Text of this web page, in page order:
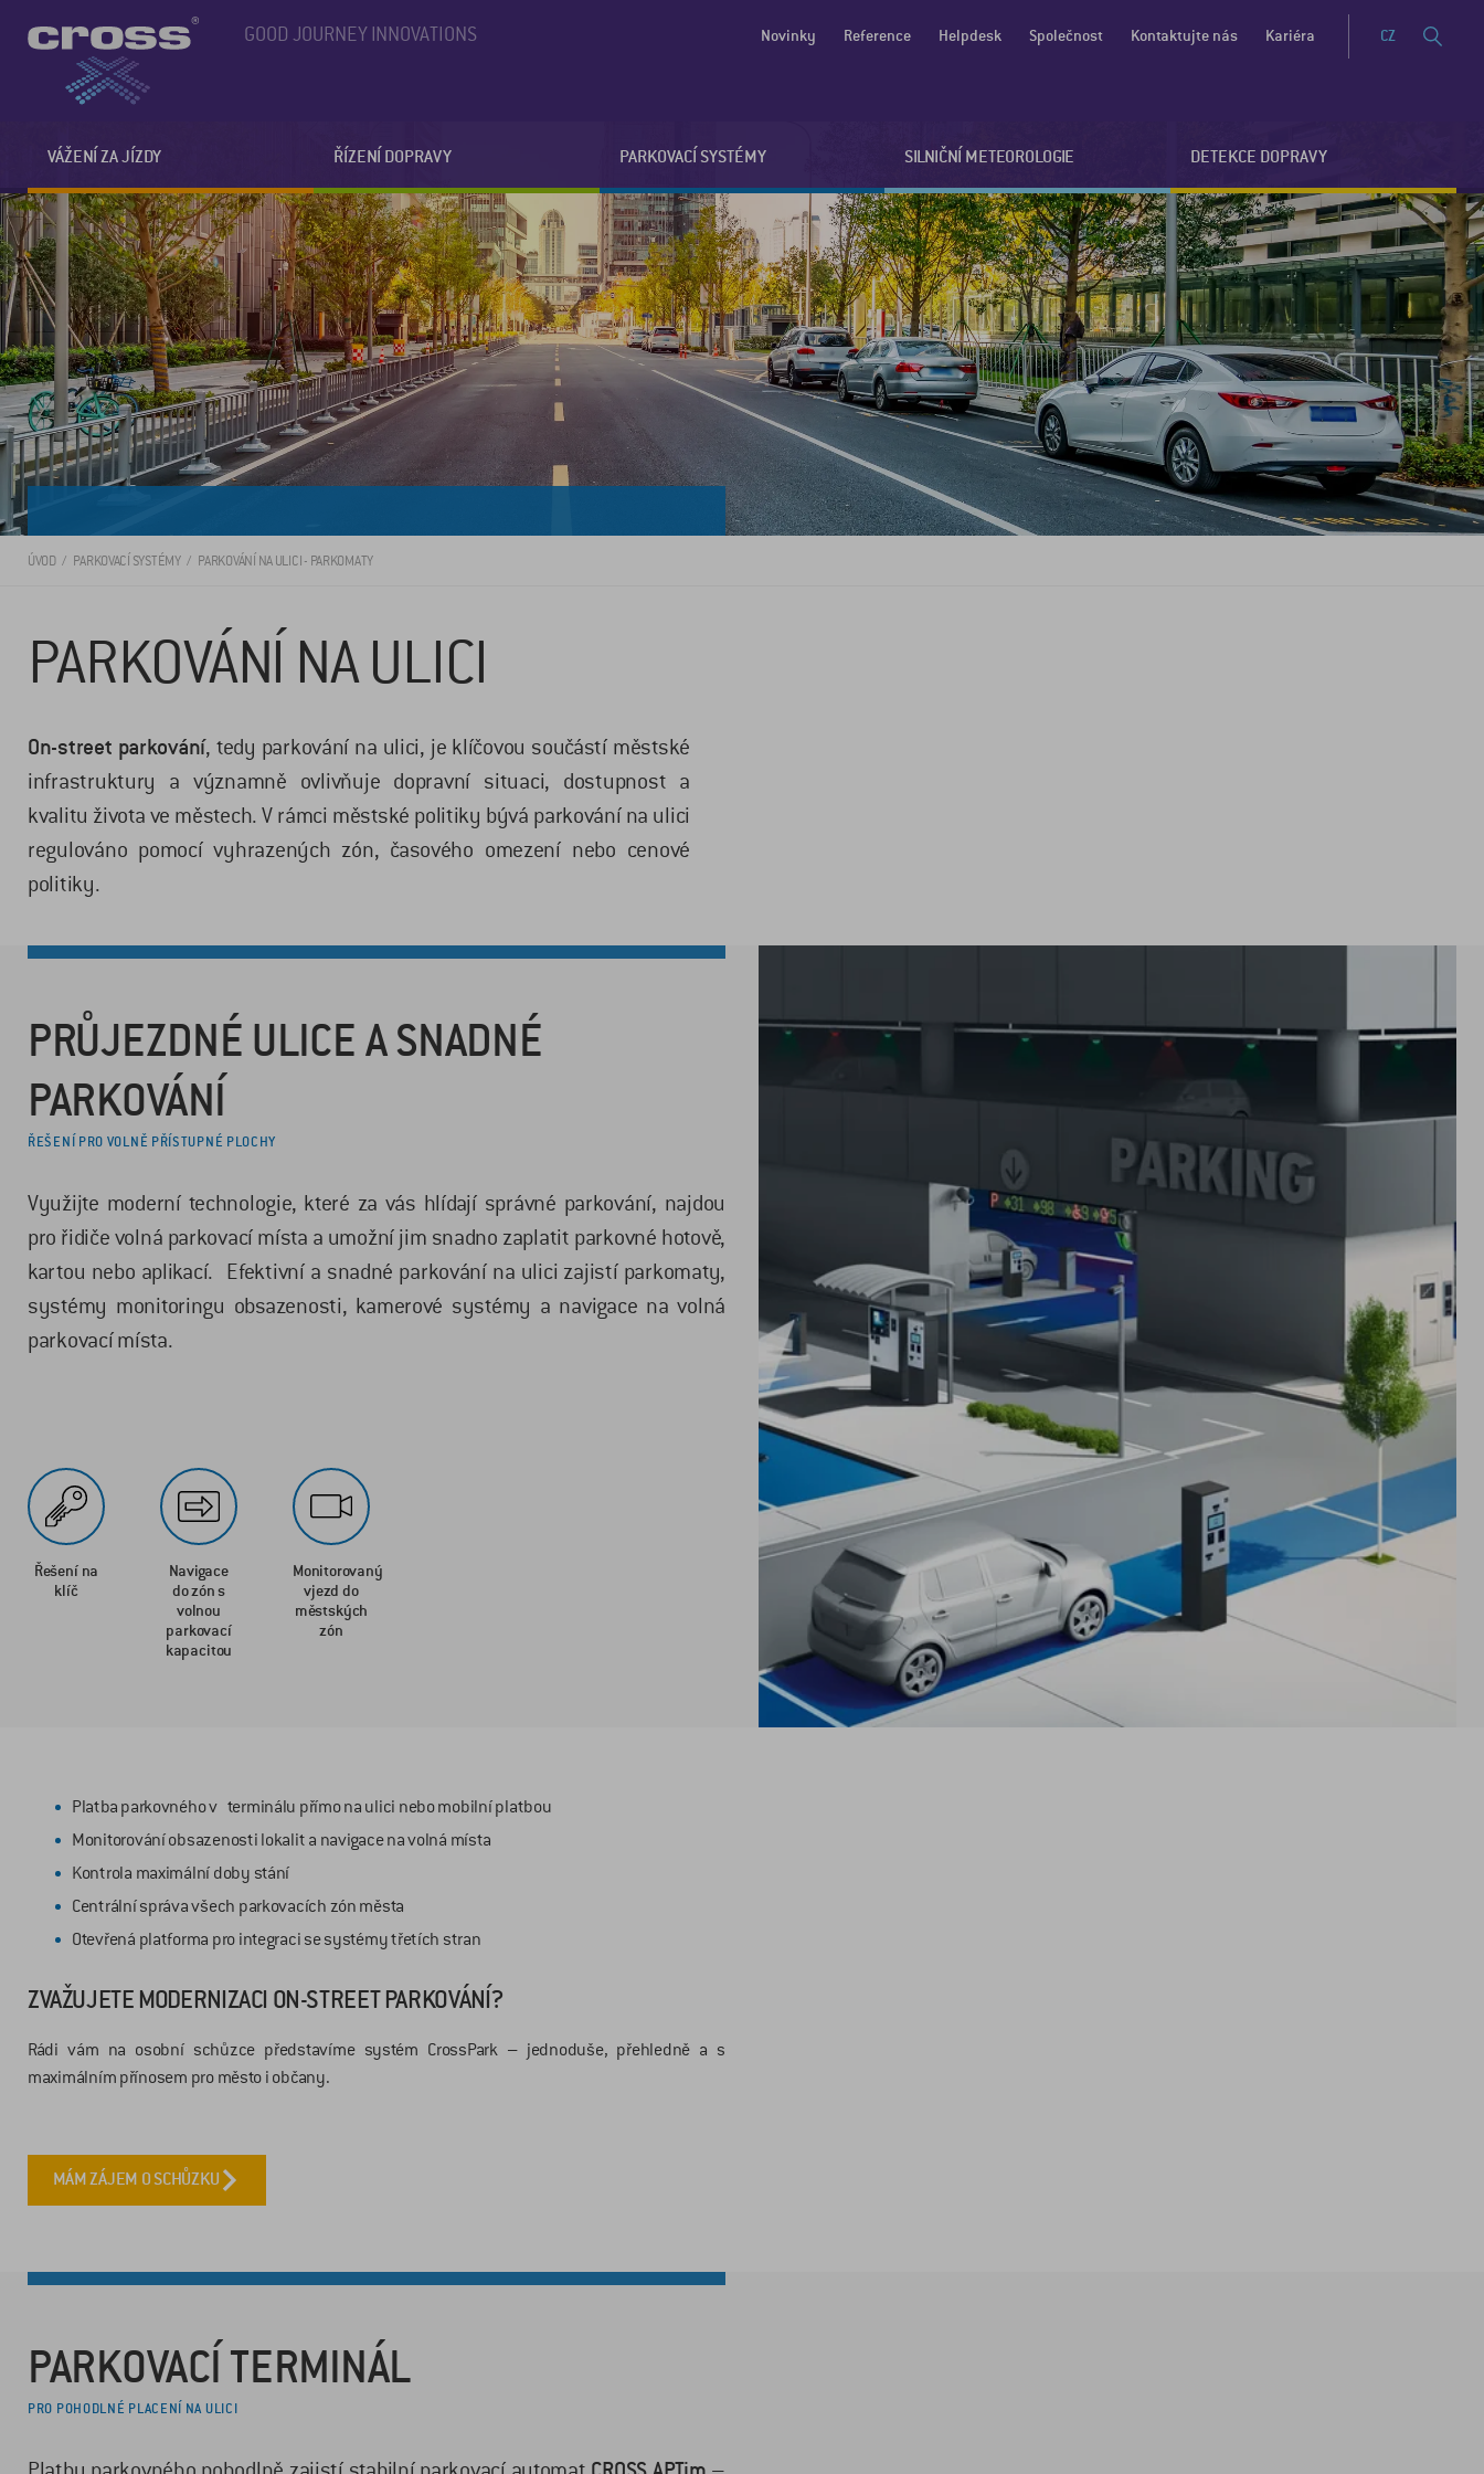
GOOD JOURNEY INNOVATIONS
VÁŽENÍ ZA JÍZDY ŘÍZENÍ DOPRAVY PARKOVACÍ SYSTÉMY SILNIČNÍ METEOROLOGIE DETEKCE DOPRAVY
Novinky Reference Helpdesk Společnost Kontaktujte nás Kariéra CZ
ÚVOD PARKOVACÍ SYSTÉMY PARKOVÁNÍ NA ULICI - PARKOMATY
PARKOVÁNÍ NA ULICI
On-street parkování, tedy parkování na ulici, je klíčovou součástí městské
infrastruktury a významně ovlivňuje dopravní situaci, dostupnost a
kvalitu života ve městech. V rámci městské politiky bývá parkování na ulici
regulováno pomocí vyhrazených zón, časového omezení nebo cenové
politiky.
PRŮJEZDNÉ ULICE A SNADNÉ
PARKOVÁNÍ
ŘEŠENÍ PRO VOLNĚ PŘÍSTUPNÉ PLOCHY
Využijte moderní technologie, které za vás hlídají správné parkování, najdou
pro řidiče volná parkovací místa a umožní jim snadno zaplatit parkovné hotově,
kartou nebo aplikací. Efektivní a snadné parkování na ulici zajistí parkomaty,
systémy monitoringu obsazenosti, kamerové systémy a navigace na volná
parkovací místa.
Řešení na
klíč
Navigace
do zón s
volnou
parkovací
kapacitou
Monitorovaný
vjezd do
městských
zón
Platba parkovného v terminálu přímo na ulici nebo mobilní platbou
Monitorování obsazenosti lokalit a navigace na volná místa
Kontrola maximální doby stání
Centrální správa všech parkovacích zón města
Otevřená platforma pro integraci se systémy třetích stran
ZVAŽUJETE MODERNIZACI ON-STREET PARKOVÁNÍ?
Rádi vám na osobní schůzce představíme systém CrossPark – jednoduše, přehledně a s
maximálním přínosem pro město i občany.
MÁM ZÁJEM O SCHŮZKU
PARKOVACÍ TERMINÁL
PRO POHODLNÉ PLACENÍ NA ULICI